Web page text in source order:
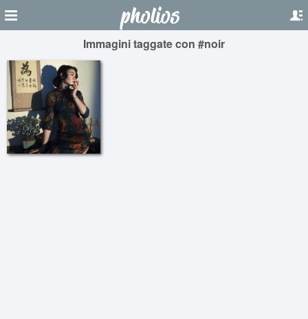
Immagini taggate con #noir